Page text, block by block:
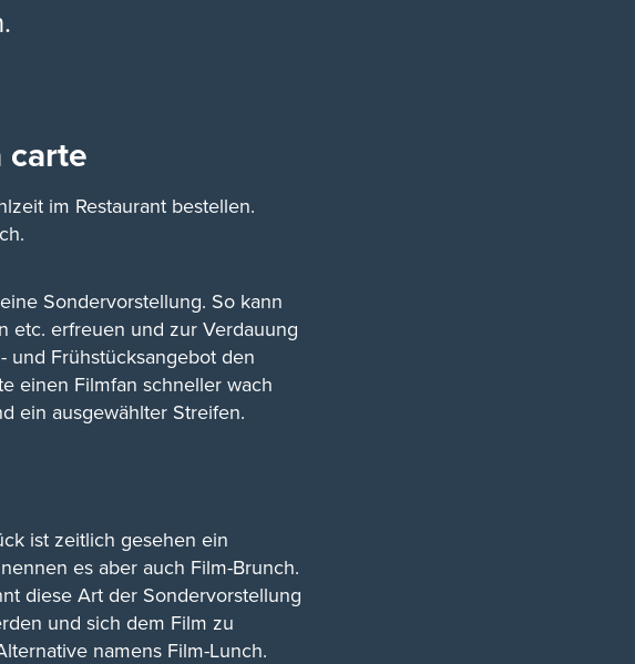
carte
im Restaurant bestellen.
Sondervorstellung. So kann
etc. erfreuen und zur Verdauung
und Frühstücksangebot den
einen Filmfan schneller wach
ein ausgewählter Streifen.
ist zeitlich gesehen ein
es aber auch Film-Brunch.
diese Art der Sondervorstellung
und sich dem Film zu
namens Film-Lunch.